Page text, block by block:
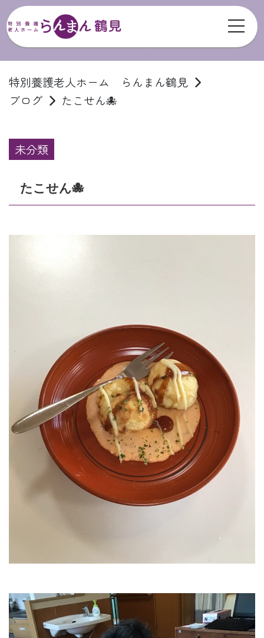
特別養護老人ホーム らんまん鶴見
ブログ
たこせん🐙
未分類
たこせん🐙